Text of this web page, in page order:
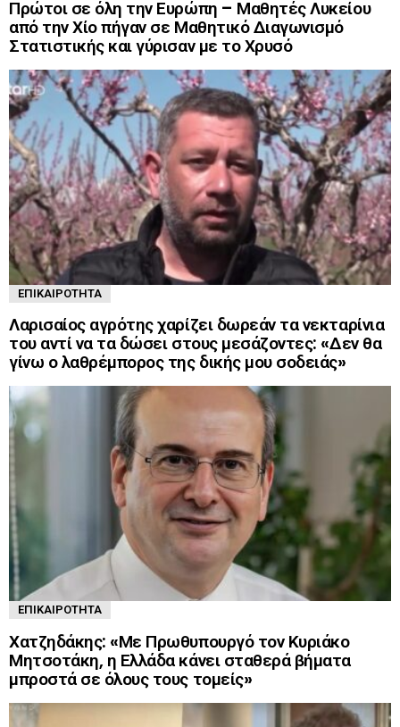
Πρώτοι σε όλη την Ευρώπη – Μαθητές Λυκείου
από την Χίο πήγαν σε Μαθητικό Διαγωνισμό
Στατιστικής και γύρισαν με το Χρυσό
ΕΠΙΚΑΙΡΌΤΗΤΑ
Λαρισαίος αγρότης χαρίζει δωρεάν τα νεκταρίνια
του αντί να τα δώσει στους μεσάζοντες: «Δεν θα
γίνω ο λαθρέμπορος της δικής μου σοδειάς»
ΕΠΙΚΑΙΡΌΤΗΤΑ
Χατζηδάκης: «Με Πρωθυπουργό τον Κυριάκο
Μητσοτάκη, η Ελλάδα κάνει σταθερά βήματα
μπροστά σε όλους τους τομείς»